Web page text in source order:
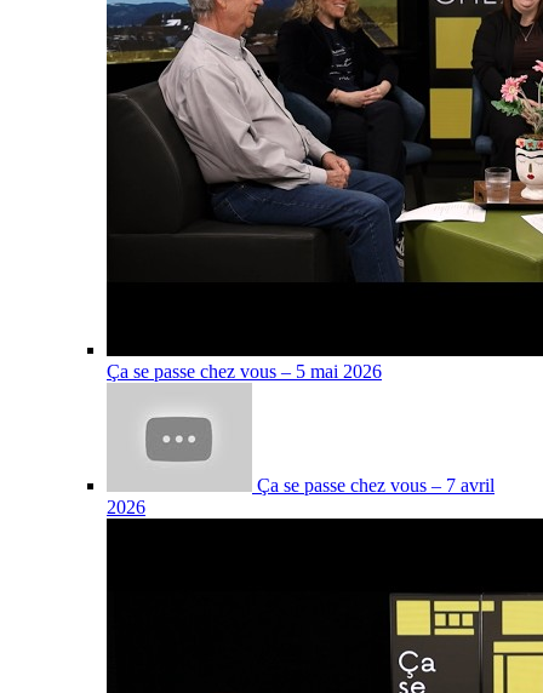
Ça se passe chez vous – 5 mai 2026
Ça se passe chez vous – 7 avril
2026